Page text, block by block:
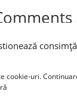
cookie-uri.
de arătat.